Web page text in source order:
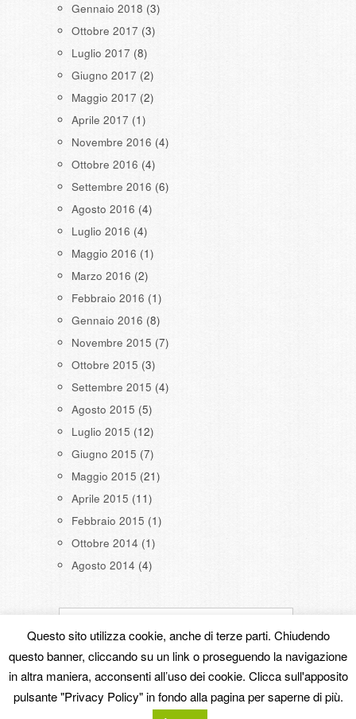
Gennaio 2018 (3)
Ottobre 2017 (3)
Luglio 2017 (8)
Giugno 2017 (2)
Maggio 2017 (2)
Aprile 2017 (1)
Novembre 2016 (4)
Ottobre 2016 (4)
Settembre 2016 (6)
Agosto 2016 (4)
Luglio 2016 (4)
Maggio 2016 (1)
Marzo 2016 (2)
Febbraio 2016 (1)
Gennaio 2016 (8)
Novembre 2015 (7)
Ottobre 2015 (3)
Settembre 2015 (4)
Agosto 2015 (5)
Luglio 2015 (12)
Giugno 2015 (7)
Maggio 2015 (21)
Aprile 2015 (11)
Febbraio 2015 (1)
Ottobre 2014 (1)
Agosto 2014 (4)
Copyright © 2026
Powered byOxygen Theme.
Questo sito utilizza cookie, anche di terze parti. Chiudendo
questo banner, cliccando su un link o proseguendo la navigazione
in altra maniera, acconsenti all’uso dei cookie. Clicca sull'apposito
pulsante "Privacy Policy" in fondo alla pagina per saperne di più.